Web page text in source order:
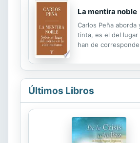
La mentira noble
Carlos Peña
tinta, es el del
han de
Últimos Libros